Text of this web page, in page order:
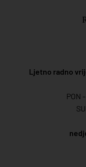
Ljetno radno
PON